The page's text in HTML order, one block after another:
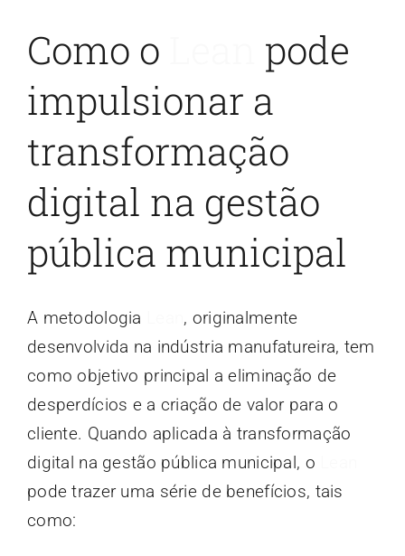
Como o
pode
impulsionar a
transformação
digital na gestão
pública municipal
A metodologia
, originalmente
desenvolvida na indústria manufatureira, tem
como objetivo principal a eliminação de
desperdícios e a criação de valor para o
cliente. Quando aplicada à transformação
digital na gestão pública municipal, o
pode trazer uma série de benefícios, tais
como: